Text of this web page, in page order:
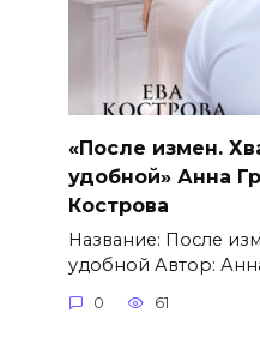
«После измен.
удобной» Анна
Кострова
Название: После
удобной Автор:
0 61